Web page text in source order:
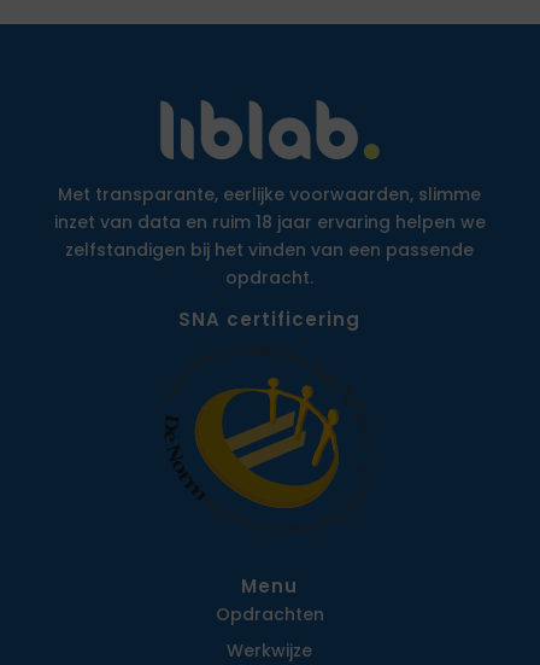
Met transparante, eerlijke voorwaarden, slimme
inzet van data en ruim 18 jaar ervaring helpen we
zelfstandigen bij het vinden van een passende
opdracht.
SNA certificering
Menu
Opdrachten
Werkwijze